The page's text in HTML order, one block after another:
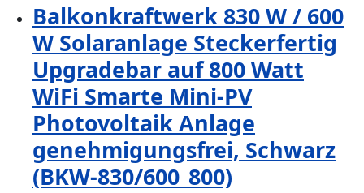
Balkonkraftwerk 830 W / 600
W Solaranlage Steckerfertig
Upgradebar auf 800 Watt
WiFi Smarte Mini-PV
Photovoltaik Anlage
genehmigungsfrei, Schwarz
(BKW-830/600_800)